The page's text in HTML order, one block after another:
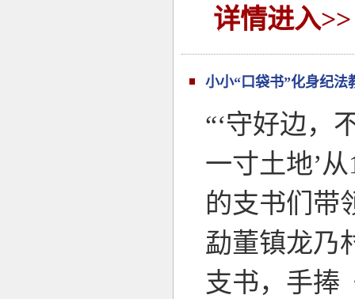
详情进入>>
小小“口袋书”化身纪法
“‘守好边，
一寸土地’
的支书们带
勐董镇龙乃
支书，手捧